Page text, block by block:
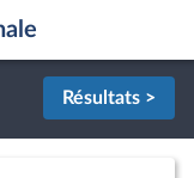
Résultats >